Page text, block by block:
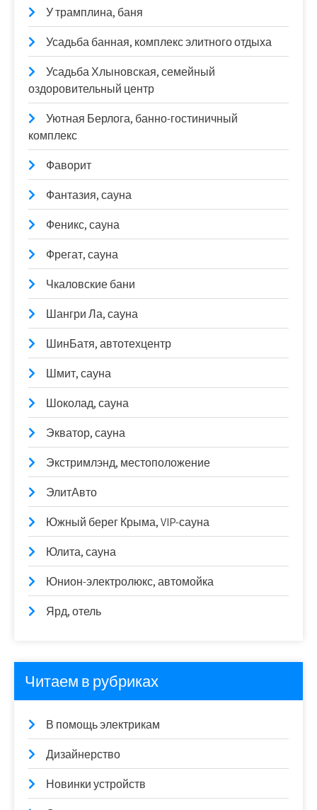
У трамплина, баня
Усадьба банная, комплекс элитного отдыха
Усадьба Хлыновская, семейный
оздоровительный центр
Уютная Берлога, банно-гостиничный
комплекс
Фаворит
Фантазия, сауна
Феникс, сауна
Фрегат, сауна
Чкаловские бани
Шангри Ла, сауна
ШинБатя, автотехцентр
Шмит, сауна
Шоколад, сауна
Экватор, сауна
Экстримлэнд, местоположение
ЭлитАвто
Южный берег Крыма, VIP-сауна
Юлита, сауна
Юнион-электролюкс, автомойка
Ярд, отель
Читаем в рубриках
В помощь электрикам
Дизайнерство
Новинки устройств